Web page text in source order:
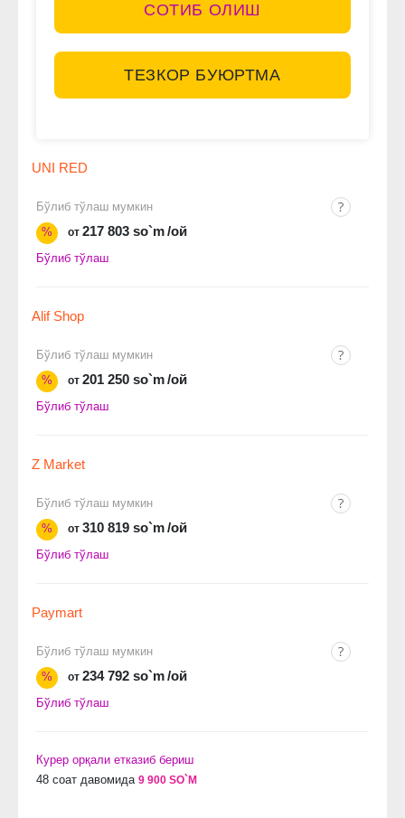
СОТИБ ОЛИШ
ТЕЗКОР БУЮРТМА
UNI RED
Бўлиб тўлаш мумкин
%
от 217 803 so`m/ой
Бўлиб тўлаш
Alif Shop
Бўлиб тўлаш мумкин
%
от 201 250 so`m/ой
Бўлиб тўлаш
Z Market
Бўлиб тўлаш мумкин
%
от 310 819 so`m/ой
Бўлиб тўлаш
Paymart
Бўлиб тўлаш мумкин
%
от 234 792 so`m/ой
Бўлиб тўлаш
Курер орқали етказиб бериш
48 соат давомида 9 900 SO`M